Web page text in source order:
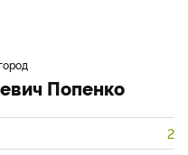
Попенко
2